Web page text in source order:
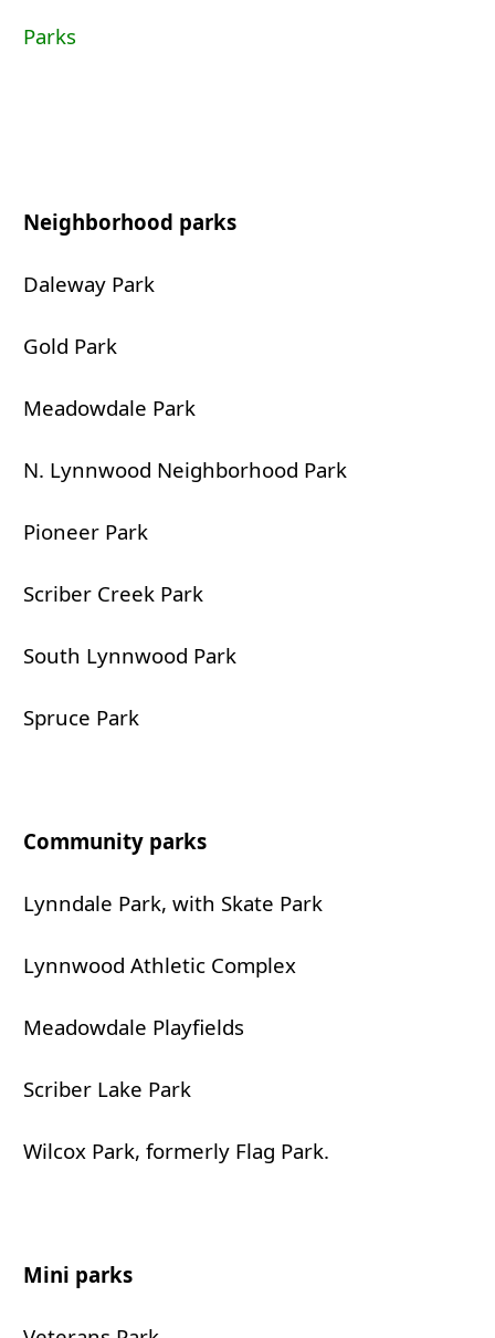
Parks
Neighborhood parks
Daleway Park
Gold Park
Meadowdale Park
N. Lynnwood Neighborhood Park
Pioneer Park
Scriber Creek Park
South Lynnwood Park
Spruce Park
Community parks
Lynndale Park, with Skate Park
Lynnwood Athletic Complex
Meadowdale Playfields
Scriber Lake Park
Wilcox Park, formerly Flag Park.
Mini parks